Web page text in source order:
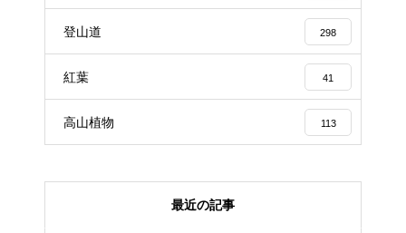
登山道 298
紅葉 41
高山植物 113
最近の記事